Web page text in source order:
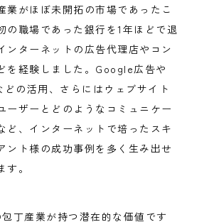
業がほぼ未開拓の市場であったこ
の職場であった銀行を1年ほどで退
ンターネットの広告代理店やコン
を経験しました。Google広告や
の活用、さらにはウェブサイト
ーザーとどのようなコミュニケー
ど、インターネットで培ったスキ
ント様の成功事例を多く生み出せ
。
丁産業が持つ潜在的な価値です